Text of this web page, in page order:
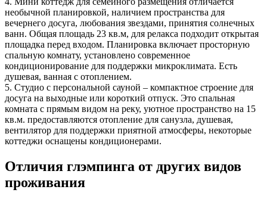
необычной планировкой, наличием пространства для
вечернего досуга, любования звездами, принятия солнечных
ванн. Общая площадь 23 кв.м, для релакса подходит открытая
площадка перед входом. Планировка включает просторную
спальную комнату, установлено современное
кондиционирование для поддержки микроклимата. Есть
душевая, ванная с отоплением.
5. Студио с персональной сауной – компактное строение для
досуга на выходные или короткий отпуск. Это спальная
комната с прямым видом на реку, уютное пространство на 15
кв.м. предоставляются отопление для санузла, душевая,
вентилятор для поддержки приятной атмосферы, некоторые
коттеджи оснащены кондиционерами.
Отличия глэмпинга от других видов
проживания